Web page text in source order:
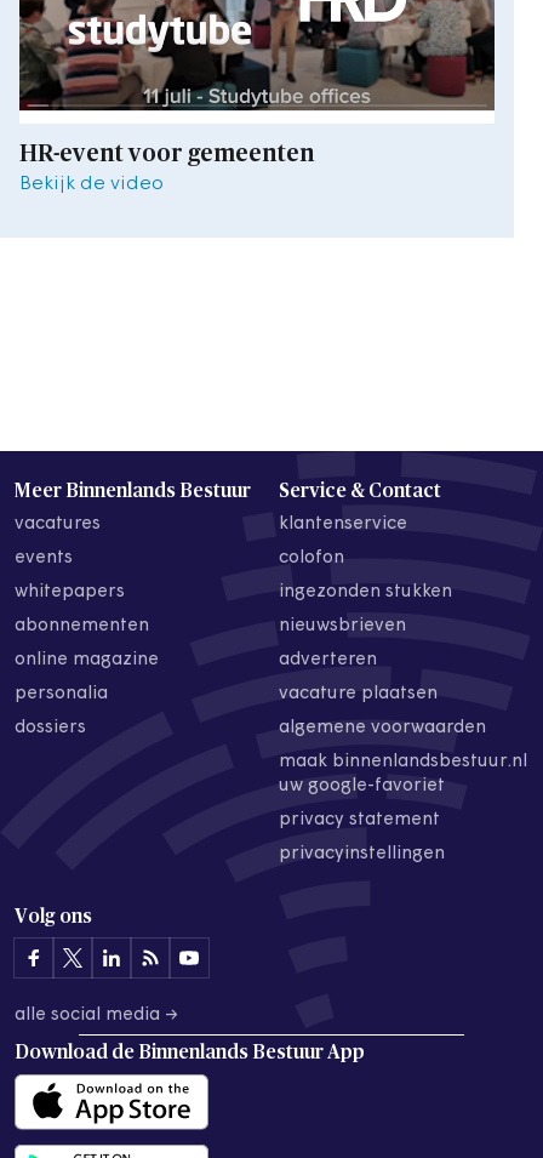
HR-event voor gemeenten
Bekijk de video
Meer Binnenlands Bestuur
vacatures
events
whitepapers
abonnementen
online magazine
personalia
dossiers
Service & Contact
klantenservice
colofon
ingezonden stukken
nieuwsbrieven
adverteren
vacature plaatsen
algemene voorwaarden
maak binnenlandsbestuur.nl
uw google-favoriet
privacy statement
privacyinstellingen
Volg ons
alle social media →
Download de Binnenlands Bestuur App